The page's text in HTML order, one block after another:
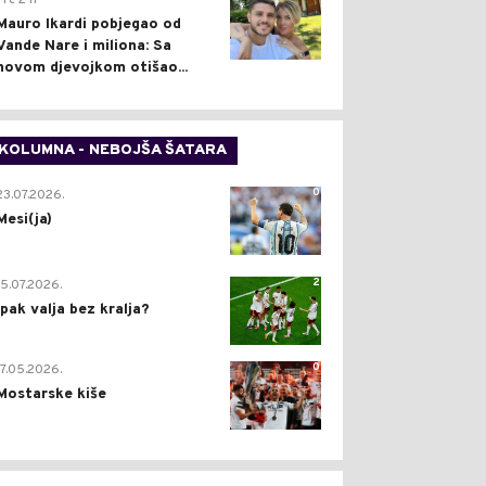
Ikardi pobjegao od
Nare i miliona: Sa
djevojkom otišao...
KOLUMNA - NEBOJŠA ŠATARA
0
2
valja bez kralja?
0
kiše